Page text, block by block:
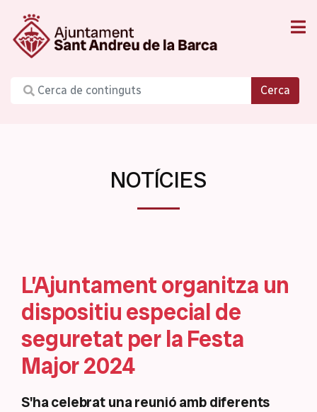
Cerca
NOTÍCIES
L’Ajuntament organitza un
dispositiu especial de
seguretat per la Festa
Major 2024
S'ha celebrat una reunió amb diferents